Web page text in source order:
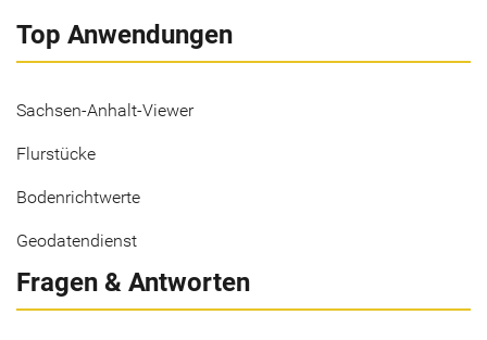
Top Anwendungen
Sachsen-Anhalt-Viewer
Flurstücke
Bodenrichtwerte
Geodatendienst
Fragen & Antworten